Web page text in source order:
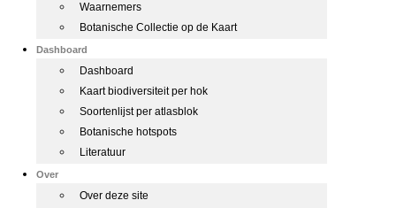
Waarnemers
Botanische Collectie op de Kaart
Dashboard
Dashboard
Kaart biodiversiteit per hok
Soortenlijst per atlasblok
Botanische hotspots
Literatuur
Over
Over deze site